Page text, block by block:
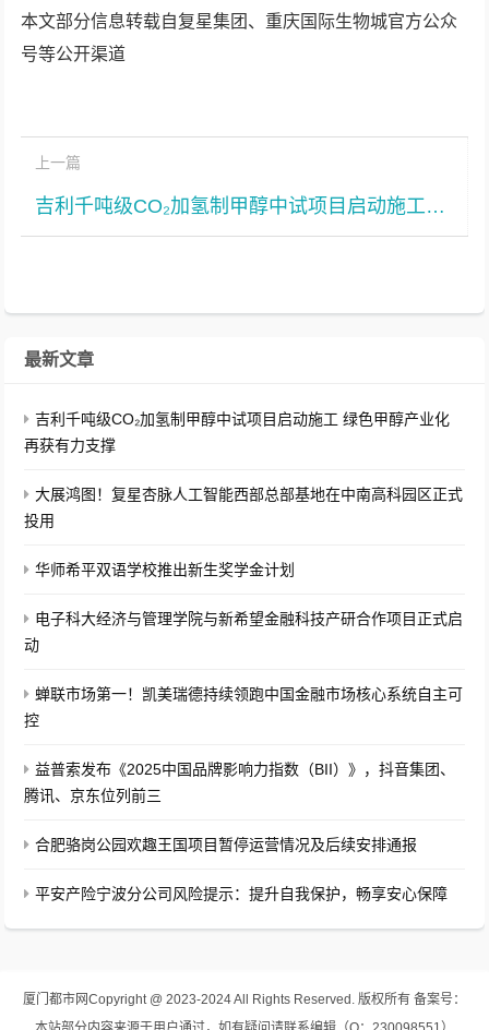
本文部分信息转载自复星集团、重庆国际生物城官方公众
号等公开渠道
上一篇
吉利千吨级CO₂加氢制甲醇中试项目启动施工 绿色甲醇产业化再获有力支撑
最新文章
吉利千吨级CO₂加氢制甲醇中试项目启动施工 绿色甲醇产业化
再获有力支撑
大展鸿图！复星杏脉人工智能西部总部基地在中南高科园区正式
投用
华师希平双语学校推出新生奖学金计划
电子科大经济与管理学院与新希望金融科技产研合作项目正式启
动
蝉联市场第一！凯美瑞德持续领跑中国金融市场核心系统自主可
控
益普索发布《2025中国品牌影响力指数（BII）》，抖音集团、
腾讯、京东位列前三
合肥骆岗公园欢趣王国项目暂停运营情况及后续安排通报
平安产险宁波分公司风险提示：提升自我保护，畅享安心保障
厦门都市网Copyright @ 2023-2024 All Rights Reserved. 版权所有 备案号：